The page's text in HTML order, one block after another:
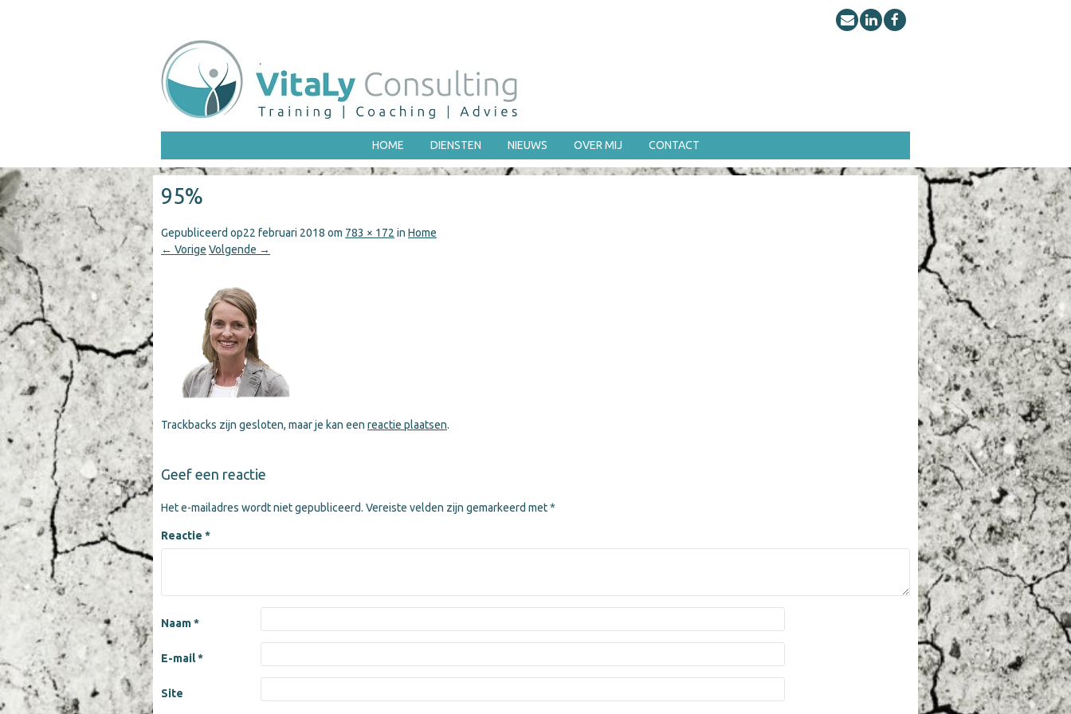
HOME DIENSTEN NIEUWS OVER MIJ CONTACT
95%
Gepubliceerd op22 februari 2018 om 783 × 172 in Home
← Vorige Volgende →
Trackbacks zijn gesloten, maar je kan een reactie plaatsen.
Geef een reactie
Het e-mailadres wordt niet gepubliceerd. Vereiste velden zijn gemarkeerd met*
Reactie *
Naam*
E-mail*
Site